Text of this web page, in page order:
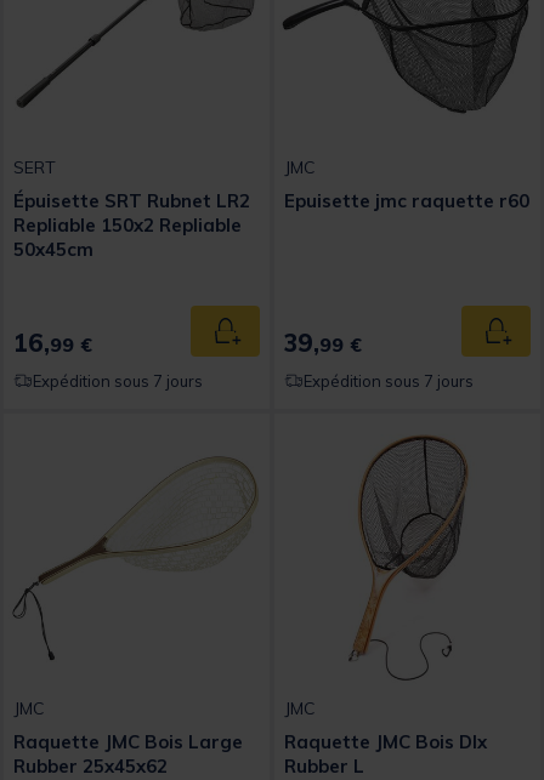
SERT
Épuisette SRT Rubnet LR2
Repliable 150x2 Repliable
50x45cm
16,99 € Ajouter au panier
Expédition sous 7 jours
JMC
Epuisette jmc raquette r60
39,99 €
Expédition sous 7 jours
JMC
Raquette JMC Bois Large
Rubber 25x45x62
JMC
Raquette JMC Bois Dlx
Rubber L